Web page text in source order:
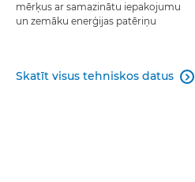
mērķus ar samazinātu iepakojumu
un zemāku enerģijas patēriņu
Skatīt visus tehniskos datus 